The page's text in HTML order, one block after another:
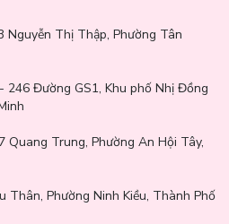
Nguyễn Thị Thập, Phường Tân
246 Đường GS1, Khu phố Nhị Đồng
Quang Trung, Phường An Hội Tây,
Thân, Phường Ninh Kiều, Thành Phố